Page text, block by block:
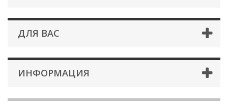
ДЛЯ ВАС
ИНФОРМАЦИЯ